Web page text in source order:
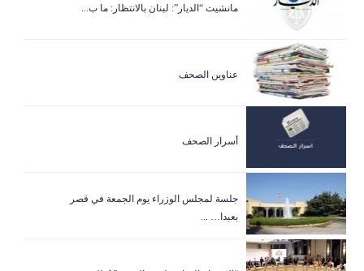
مانشيت “الديار”: لبنان بالانتظار: ما ب...
عناوين الصحف
أسرار الصحف
جلسة لمجلس الوزراء يوم الجمعة في قصر
بعبدا… ...